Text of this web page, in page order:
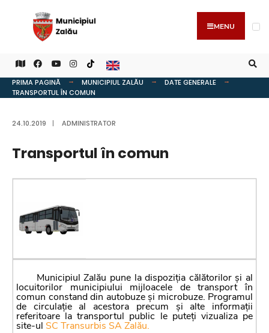
MENU
PRIMA PAGINĂ MUNICIPIUL ZALĂU
DATE GENERALE
TRANSPORTUL ÎN COMUN
24.10.2019 | ADMINISTRATOR
Transportul în comun
Municipiul Zalău pune la dispoziția călătorilor și al
locuitorilor municipiului mijloacele de transport în
comun constand din autobuze și microbuze. Programul
de circulație al acestora precum și alte informații
referitoare la transportul public le puteți vizualiza pe
site-ul SC Transurbis SA Zalău.